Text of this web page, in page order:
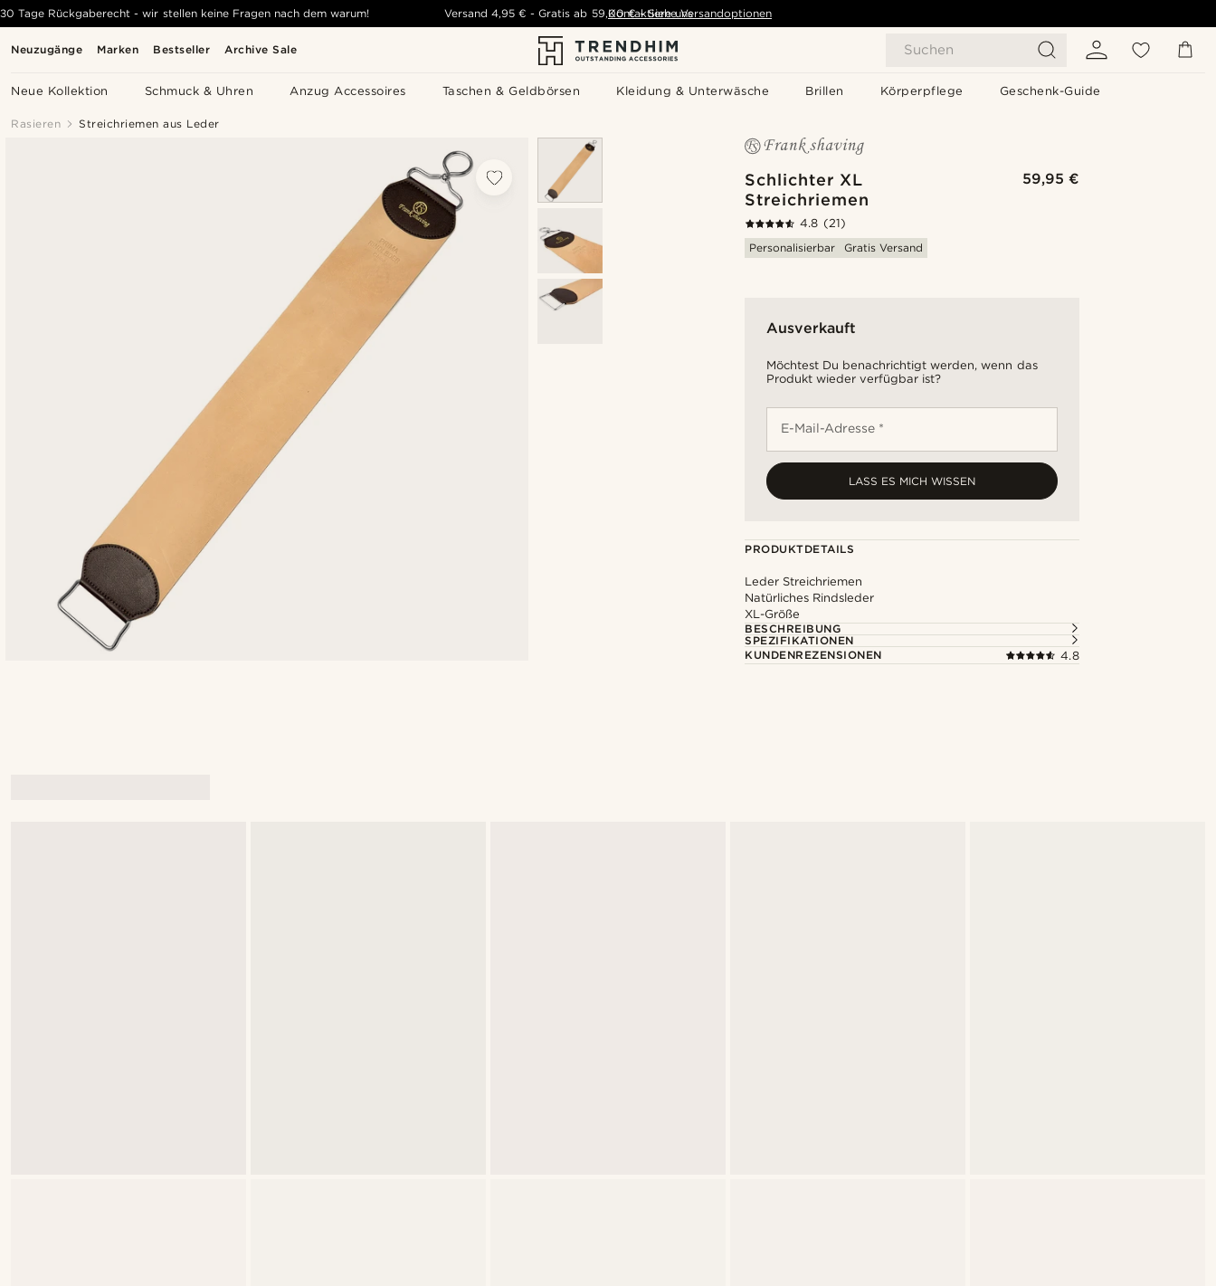
Neuzugänge Marken Bestseller Archive Sale Suchen
Neue Kollektion Schmuck & Uhren Anzug Accessoires Taschen & Geldbörsen Kleidung & Unterwäsche Brillen Körperpflege Geschenk-Guide
30 Tage Rückgaberecht - wir stellen keine Fragen nach dem warum! Versand 4,95 € -Gratis ab 59,00 € - Siehe Versandoptionen
Kontaktiere uns
Rasieren Streichriemen aus Leder
Schlichter XL
Streichriemen
59,95 €
4.8 (21)
Personalisierbar
Gratis Versand
Ausverkauft
Möchtest Du benachrichtigt werden, wenn das
Produkt wieder verfügbar ist?
E-Mail-Adresse *
LASS ES MICH WISSEN
PRODUKTDETAILS
Leder Streichriemen
Natürliches Rindsleder
XL-Größe
BESCHREIBUNG
SPEZIFIKATIONEN
KUNDENREZENSIONEN
4.8